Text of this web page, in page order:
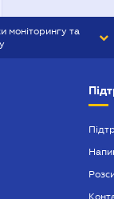
моніторингу та